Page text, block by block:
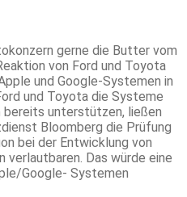
gerne die Butter vom
von Ford und Toyota
und Google-Systemen in
und Toyota die Systeme
unterstützen, ließen
Bloomberg die Prüfung
bei der Entwicklung von
Das würde eine
Google- Systemen